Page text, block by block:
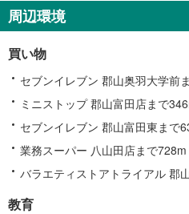
周辺環境
買い物
セブンイレブン 郡山奥羽大学前
ミニストップ 郡山富田店まで
セブンイレブン 郡山富田東まで
業務スーパー 八山田店まで
バラエティストアトライアル 郡
教育